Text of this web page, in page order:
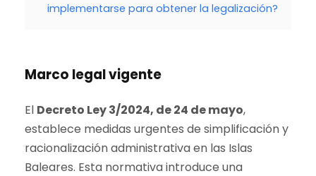
implementarse para obtener la legalización?
Marco legal vigente
El Decreto Ley 3/2024, de 24 de mayo,
establece medidas urgentes de simplificación y
racionalización administrativa en las Islas
Baleares. Esta normativa introduce una